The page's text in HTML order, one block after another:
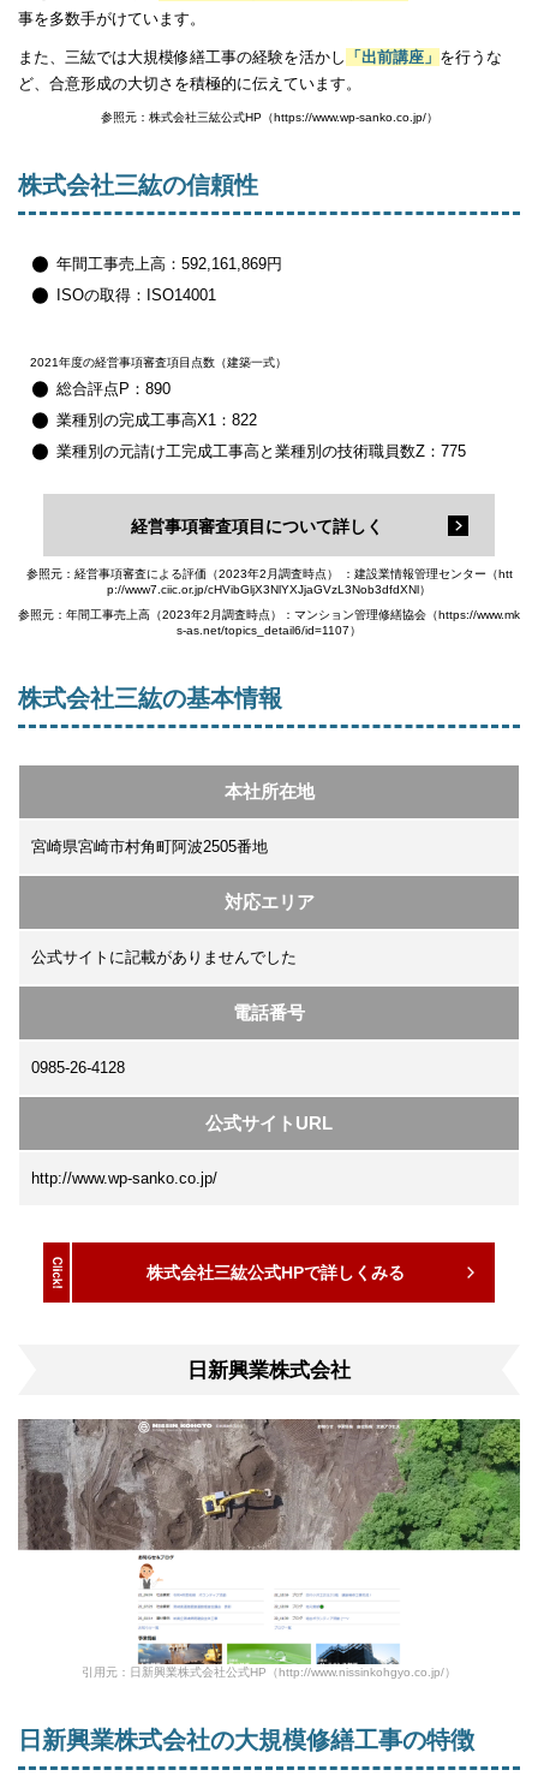
事を多数手がけています。
また、三紘では大規模修繕工事の経験を活かし 「出前講座」 を行うな
ど、合意形成の大切さを積極的に伝えています。
参照元：株式会社三紘公式HP（https://www.wp-sanko.co.jp/）
株式会社三紘の信頼性
年間工事売上高：592,161,869円
ISOの取得：ISO14001
2021年度の経営事項審査項目点数（建築一式）
総合評点P：890
業種別の完成工事高X1：822
業種別の元請け工完成工事高と業種別の技術職員数Z：775
経営事項審査項目について詳しく
参照元：経営事項審査による評価（2023年2月調査時点） ：建設業情報管理センター（htt
p://www7.ciic.or.jp/cHVibGljX3NlYXJjaGVzL3Nob3dfdXNl）
参照元：年間工事売上高（2023年2月調査時点）：マンション管理修繕協会（https://www.mk
s-as.net/topics_detail6/id=1107）
株式会社三紘の基本情報
本社所在地
宮崎県宮崎市村角町阿波2505番地
対応エリア
公式サイトに記載がありませんでした
電話番号
0985-26-4128
公式サイトURL
http://www.wp-sanko.co.jp/
株式会社三紘公式HPで詳しくみる
日新興業株式会社
引用元：日新興業株式会社公式HP（http://www.nissinkohgyo.co.jp/）
日新興業株式会社の大規模修繕工事の特徴